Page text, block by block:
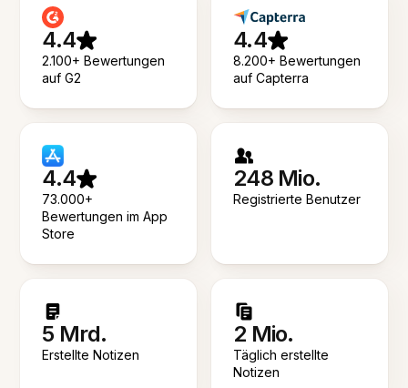
4.4
2.100+ Bewertungen
auf G2
4.4
8.200+ Bewertungen
auf Capterra
4.4
73.000+
Bewertungen im App
Store
248 Mio.
Registrierte Benutzer
5 Mrd.
Erstellte Notizen
2 Mio.
Täglich erstellte
Notizen